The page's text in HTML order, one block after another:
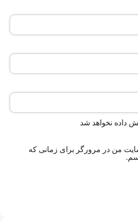
داده نخواهد شد
من در مرورگر برای زمانی که